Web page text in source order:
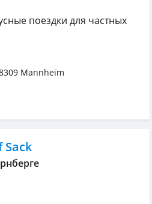
поездки для частных
Mannheim
Sack